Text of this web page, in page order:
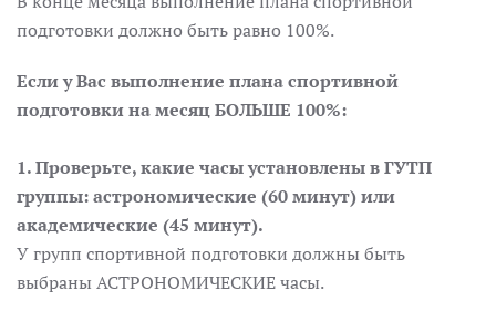
подготовки должно быть равно 100%.
Если у Вас выполнение плана спортивной
подготовки на месяц БОЛЬШЕ 100%:
1.Проверьте, какие часы установлены в ГУТП
группы: астрономические (60 минут) или
академические (45 минут).
У групп спортивной подготовки должны быть
выбраны АСТРОНОМИЧЕСКИЕ часы.